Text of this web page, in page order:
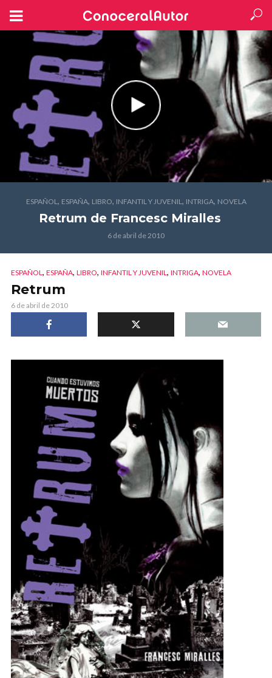
ESPAÑOL, ESPAÑA, LIBRO, INFANTIL Y JUVENIL, INTRIGA, NOVELA
Retrum de Francesc Miralles
6 de abril de 2010
ESPAÑOL, ESPAÑA, LIBRO, INFANTIL Y JUVENIL, INTRIGA, NOVELA
Retrum
6 de abril de 2010